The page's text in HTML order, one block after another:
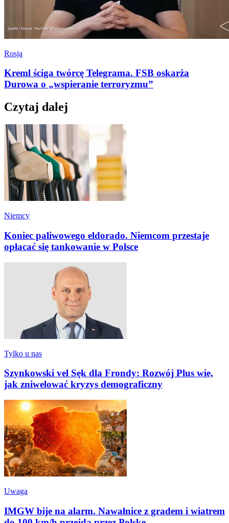
Rosja
Kreml ściga twórcę Telegrama. FSB oskarża
Durowa o „wspieranie terroryzmu”
Czytaj dalej
Niemcy
Koniec paliwowego eldorado. Niemcom przestaje
opłacać się tankowanie w Polsce
Tylko u nas
Szynkowski vel Sęk dla Frondy: Rozwój Plus wie,
jak zniwelować kryzys demograficzny
Uwaga
IMGW bije na alarm. Nawałnice z gradem i wiatrem